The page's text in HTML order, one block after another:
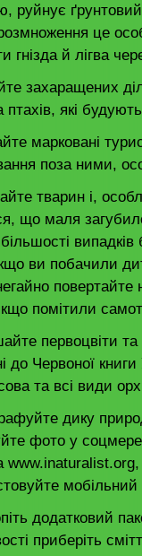
руйнує
це
гнізда й лігва
захаращених
птахів, які
марковані
поза ними,
тварин і,
що маля
ви побачили
помітили
первоцвіти та
до Червоної
та всі види
дику
фото у
додатковий
приберіть